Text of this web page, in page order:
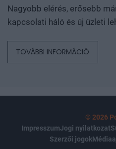
Nagyobb elérés, erősebb
kapcsolati háló és új üzleti
TOVÁBBI INFORMÁCIÓ
© 2026
ImpresszumJogi nyilatkozat
Szerzői jogok